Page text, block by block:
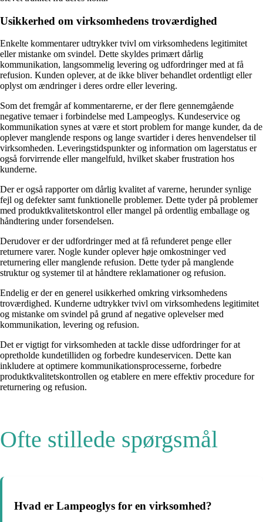
Usikkerhed om virksomhedens troværdighed
Enkelte kommentarer udtrykker tvivl om virksomhedens legitimitet
eller mistanke om svindel. Dette skyldes primært dårlig
kommunikation, langsommelig levering og udfordringer med at få
refusion. Kunden oplever, at de ikke bliver behandlet ordentligt eller
oplyst om ændringer i deres ordre eller levering.
Som det fremgår af kommentarerne, er der flere gennemgående
negative temaer i forbindelse med Lampeoglys. Kundeservice og
kommunikation synes at være et stort problem for mange kunder, da de
oplever manglende respons og lange svartider i deres henvendelser til
virksomheden. Leveringstidspunkter og information om lagerstatus er
også forvirrende eller mangelfuld, hvilket skaber frustration hos
kunderne.
Der er også rapporter om dårlig kvalitet af varerne, herunder synlige
fejl og defekter samt funktionelle problemer. Dette tyder på problemer
med produktkvalitetskontrol eller mangel på ordentlig emballage og
håndtering under forsendelsen.
Derudover er der udfordringer med at få refunderet penge eller
returnere varer. Nogle kunder oplever høje omkostninger ved
returnering eller manglende refusion. Dette tyder på manglende
struktur og systemer til at håndtere reklamationer og refusion.
Endelig er der en generel usikkerhed omkring virksomhedens
troværdighed. Kunderne udtrykker tvivl om virksomhedens legitimitet
og mistanke om svindel på grund af negative oplevelser med
kommunikation, levering og refusion.
Det er vigtigt for virksomheden at tackle disse udfordringer for at
opretholde kundetilliden og forbedre kundeservicen. Dette kan
inkludere at optimere kommunikationsprocesserne, forbedre
produktkvalitetskontrollen og etablere en mere effektiv procedure for
returnering og refusion.
Ofte stillede spørgsmål
Hvad er Lampeoglys for en virksomhed?